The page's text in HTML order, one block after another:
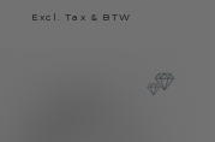
Excl. Tax & BTW